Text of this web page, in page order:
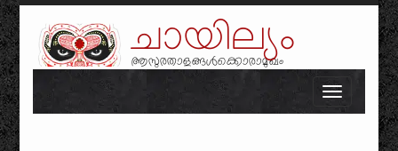
ചായില്യം
ആസുരതാളങ്ങൾക്കൊരാമുഖം
Skip to content
Toggle